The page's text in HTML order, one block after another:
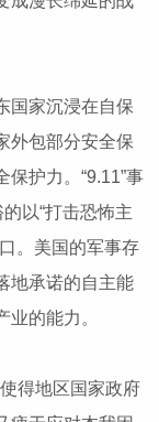
家沉浸在自保
外包部分安全保
护力。“9.11”事
以“打击恐怖主
。美国的军事存
地承诺的自主能
的能力。
得地区国家政府